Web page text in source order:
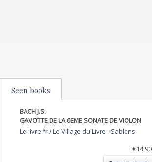
Seen books
BACH J.S.
GAVOTTE DE LA 6EME SONATE DE VIOLON
Le-livre.fr / Le Village du Livre - Sablons
€14.90